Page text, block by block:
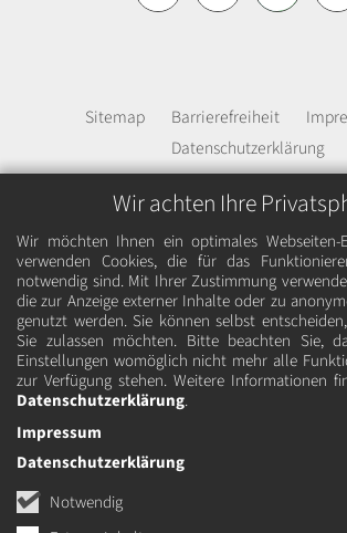
Wir achten Ihre
Wir möchten Ihnen ein optimales Webseiten-
verwenden Cookies, die für das
notwendig sind. Mit Ihrer Zustimmung
die zur Anzeige externer Inhalte oder zu
genutzt werden. Sie können selbst
Sie zulassen möchten. Bitte beachten Sie,
Einstellungen womöglich nicht mehr alle
zur Verfügung stehen. Weitere Informationen
Datenschutzerklärung.
Notwendig
Impressum
Datenschutzerklärung
Sitemap Barrierefreiheit
Datenschutzerklärung